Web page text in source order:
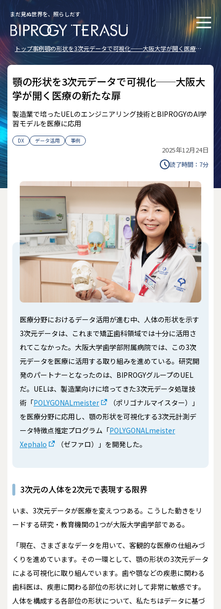
まだ見ぬ世界を、照らしだす
トップ事例顎の形状を3次元データで可視化──大阪大学が開く医療の
新たな扉
顎の形状を3次元データで可視化──大阪大
学が開く医療の新たな扉
製造業で培ったUELのエンジニアリング技術とBIPROGYのAI学
習モデルを医療に応用
DX データ活用 事例
2025年12月24日
読了時間： 7分
医療分野におけるデータ活用が進む中、人体の形状を示す
3次元データは、これまで矯正歯科領域では十分に活用さ
れてこなかった。大阪大学歯学部附属病院では、この3次
元データを医療に活用する取り組みを進めている。研究開
発のパートナーとなったのは、BIPROGYグループのUEL
だ。UELは、製造業向けに培ってきた3次元データ処理技
術「POLYGONALmeister
（ポリゴナルマイスター）」
を医療分野に応用し、顎の形状を可視化する3次元計測デ
ータ特徴点推定プログラム「POLYGONALmeister
Xephalo
（ゼファロ）」を開発した。
3次元の人体を2次元で表現する限界
いま、3次元データが医療を変えつつある。こうした動きをリ
ードする研究・教育機関の1つが大阪大学歯学部である。
「現在、さまざまなデータを用いて、客観的な医療の仕組みづ
くりを進めています。その一環として、顎の形状の3次元データ
による可視化に取り組んでいます。歯や顎などの疾患に関わる
歯科医は、疾患に関わる部位の形状に対して非常に敏感です。
人体を構成する各部位の形状について、私たちはデータに基づ